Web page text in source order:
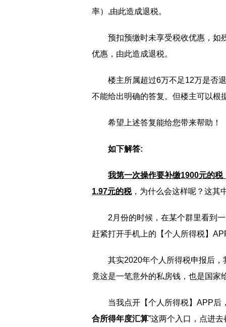
率）,由此造成退税。
预扣预缴时未享受税收优惠，如
优惠，由此造成退税。
楼主所属超过6万不足12万是否
不能给出明确的答复。但楼主可以根
希望上述答复能给您带来帮助！
如下解答:
我第一次操作要补缴1900元的
1.97元的税，为什么会这样呢？这其
2月份的时候，在某个群里看到
赶紧打开手机上的【个人所得税】
其实2020年个人所得税申报后
竟这是一笔意外的私房钱，也是国家
当我点开【个人所得税】APP后
合所得年度汇算”这两个入口，点进